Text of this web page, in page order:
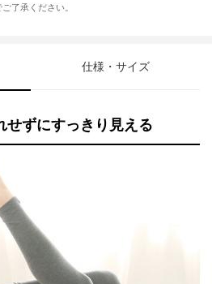
了承ください。
仕様・サイズ
せずにすっきり見える